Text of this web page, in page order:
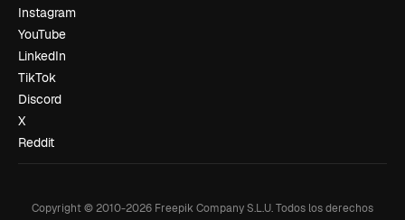
Instagram
YouTube
LinkedIn
TikTok
Discord
X
Reddit
Copyright © 2010-2026 Freepik Company S.L.U.Todos los derechos